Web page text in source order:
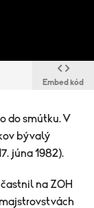
Embed kód
do smútku. V
bývalý
júna 1982).
na ZOH